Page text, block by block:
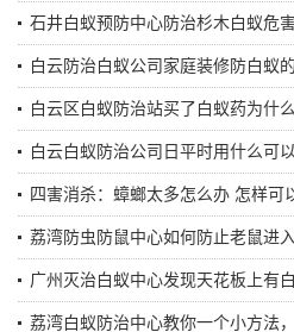
石井白蚁预防中心防治杉木白蚁危
白云防治白蚁公司家庭装修防白蚁
白云区白蚁防治站买了白蚁药为什
白云白蚁防治公司日平时用什么可
四害消杀：蟑螂太多怎么办 怎样可
荔湾防虫防鼠中心如何防止老鼠进
广州灭治白蚁中心发现天花板上有
荔湾白蚁防治中心教你一个小方法